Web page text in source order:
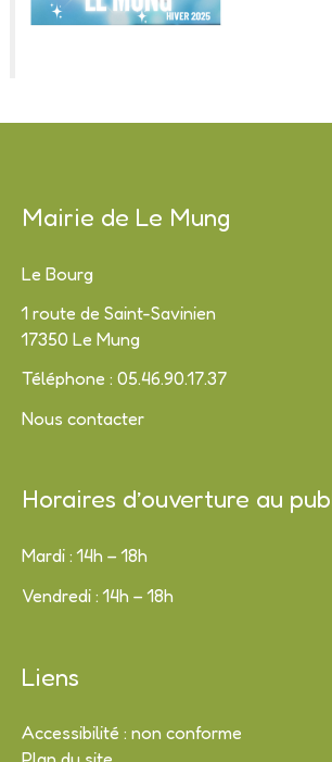
Mairie de Le Mung
Le Bourg
1 route de Saint-Savinien
17350 Le Mung
Téléphone : 05.46.90.17.37
Nous contacter
Horaires d’ouverture au
Mardi : 14h – 18h
Vendredi : 14h – 18h
Liens
Accessibilité : non conforme